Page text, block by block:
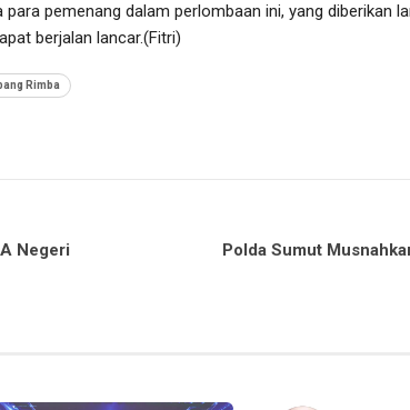
pemenang dalam perlombaan ini, yang diberikan
berjalan lancar.(Fitri)
Rimba
Negeri
Polda Sumut